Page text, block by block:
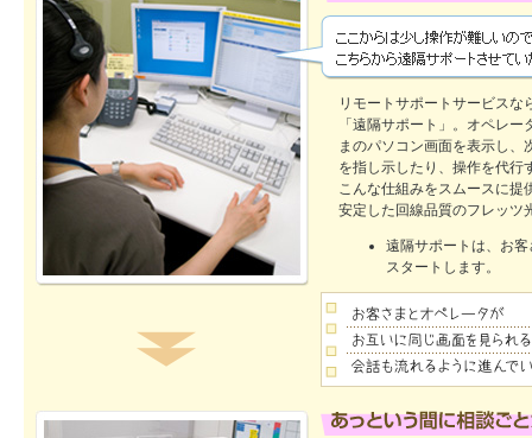
リモートサポートサービスな
「遠隔サポート」。オペレ
まのパソコン画面を表示し、
を指し示したり、操作を代行
こんな仕組みをスムースに提
安定した回線品質のフレッツ
遠隔サポートは、お
スタートします。